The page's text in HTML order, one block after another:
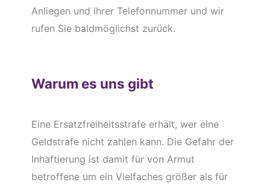
Anliegen und Ihrer Telefonnummer und wir
rufen Sie baldmöglichst zurück.
Warum es uns gibt
Eine Ersatzfreiheitsstrafe erhält, wer eine
Geldstrafe nicht zahlen kann. Die Gefahr der
Inhaftierung ist damit für von Armut
betroffene um ein Vielfaches größer als für